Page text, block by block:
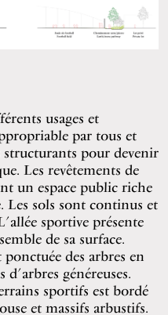
usages et
par tous et
pour devenir
Les revêtements de
un espace public riche
Les sols sont continus et
sportive présente
de sa surface.
ponctuée des arbres en
d’arbres généreuses.
sportifs est bordé
et massifs arbustifs.